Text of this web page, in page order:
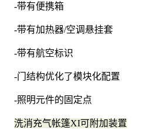
-带有便携箱
-带有加热器/空调悬挂套
-带有航空标识
-门结构优化了模块化配置
-照明元件的固定点
洗消充气帐篷XI可附加装置